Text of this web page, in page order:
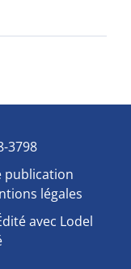
3798
publication
légales
avec Lodel